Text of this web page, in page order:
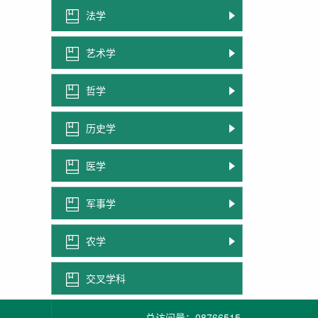
法学
艺术学
哲学
历史学
医学
军事学
农学
交叉学科